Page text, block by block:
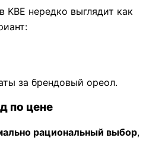
нередко выглядит как
за брендовый ореол.
по цене
рациональный выбор,